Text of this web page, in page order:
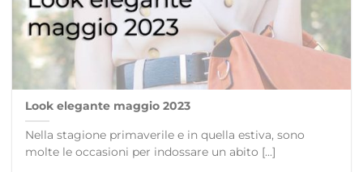
Look elegante maggio 2023
Nella stagione primaverile e in quella estiva, sono
molte le occasioni per indossare un abito [...]